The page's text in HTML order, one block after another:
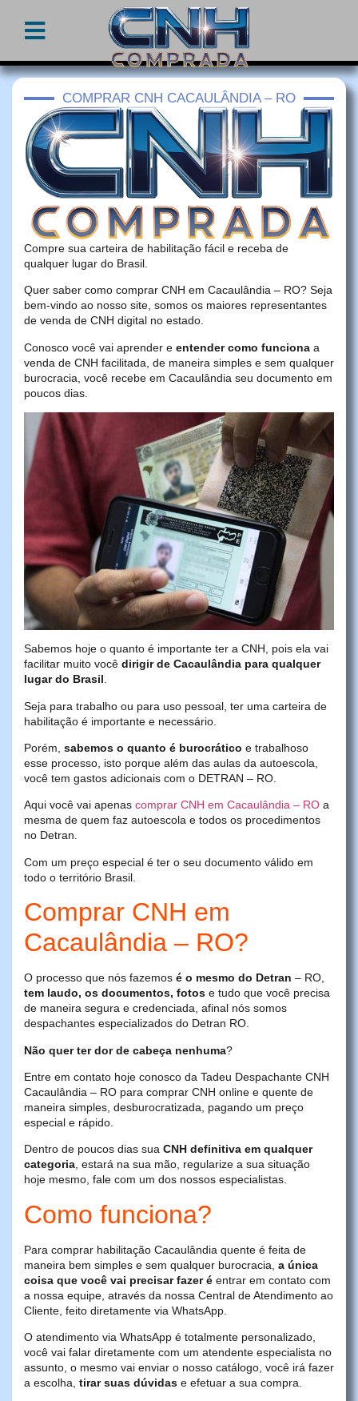
COMPRAR CNH CACAULÂNDIA – RO
Compre sua carteira de habilitação fácil e receba de
qualquer lugar do Brasil.
Quer saber como comprar CNH em Cacaulândia – RO? Seja
bem-vindo ao nosso site, somos os maiores representantes
de venda de CNH digital no estado.
Conosco você vai aprender e entender como funciona a
venda de CNH facilitada, de maneira simples e sem qualquer
burocracia, você recebe em Cacaulândia seu documento em
poucos dias.
Sabemos hoje o quanto é importante ter a CNH, pois ela vai
facilitar muito você dirigir de Cacaulândia para qualquer
lugar do Brasil.
Seja para trabalho ou para uso pessoal, ter uma carteira de
habilitação é importante e necessário.
Porém, sabemos o quanto é burocrático e trabalhoso
esse processo, isto porque além das aulas da autoescola,
você tem gastos adicionais com o DETRAN – RO.
Aqui você vai apenas comprar CNH em Cacaulândia – RO a
mesma de quem faz autoescola e todos os procedimentos
no Detran.
Com um preço especial é ter o seu documento válido em
todo o território Brasil.
Comprar CNH em
Cacaulândia – RO?
O processo que nós fazemos é o mesmo do Detran – RO,
tem laudo, os documentos, fotos e tudo que você precisa
de maneira segura e credenciada, afinal nós somos
despachantes especializados do Detran RO.
Não quer ter dor de cabeça nenhuma?
Entre em contato hoje conosco da Tadeu Despachante CNH
Cacaulândia – RO para comprar CNH online e quente de
maneira simples, desburocratizada, pagando um preço
especial e rápido.
Dentro de poucos dias sua CNH definitiva em qualquer
categoria, estará na sua mão, regularize a sua situação
hoje mesmo, fale com um dos nossos especialistas.
Como funciona?
Para comprar habilitação Cacaulândia quente é feita de
maneira bem simples e sem qualquer burocracia, a única
coisa que você vai precisar fazer é entrar em contato com
a nossa equipe, através da nossa Central de Atendimento ao
Cliente, feito diretamente via WhatsApp.
O atendimento via WhatsApp é totalmente personalizado,
você vai falar diretamente com um atendente especialista no
assunto, o mesmo vai enviar o nosso catálogo, você irá fazer
a escolha, tirar suas dúvidas e efetuar a sua compra.